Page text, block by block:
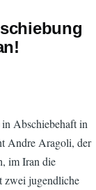
Abschiebehaft in
Andre Aragoli, der
im Iran die
zwei jugendliche